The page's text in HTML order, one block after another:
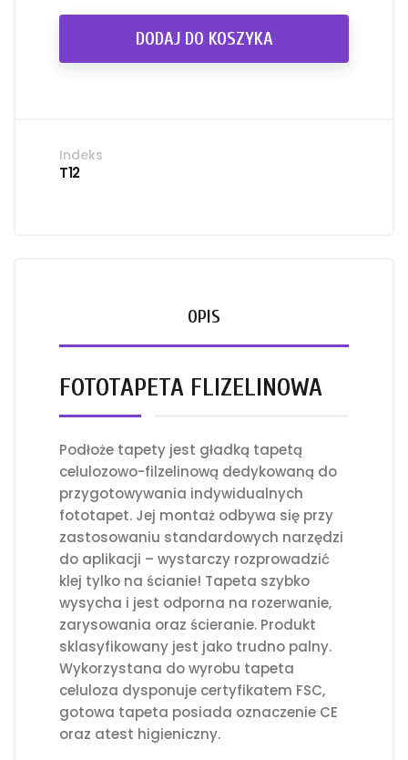
DODAJ DO KOSZYKA
Indeks
T12
OPIS
FOTOTAPETA FLIZELINOWA
Podłoże tapety jest gładką tapetą
celulozowo-filzelinową dedykowaną do
przygotowywania indywidualnych
fototapet. Jej montaż odbywa się przy
zastosowaniu standardowych narzędzi
do aplikacji – wystarczy rozprowadzić
klej tylko na ścianie! Tapeta szybko
wysycha i jest odporna na rozerwanie,
zarysowania oraz ścieranie. Produkt
sklasyfikowany jest jako trudno palny.
Wykorzystana do wyrobu tapeta
celuloza dysponuje certyfikatem FSC,
gotowa tapeta posiada oznaczenie CE
oraz atest higieniczny.